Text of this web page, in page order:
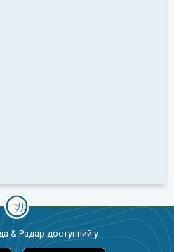
& Радар доступний у